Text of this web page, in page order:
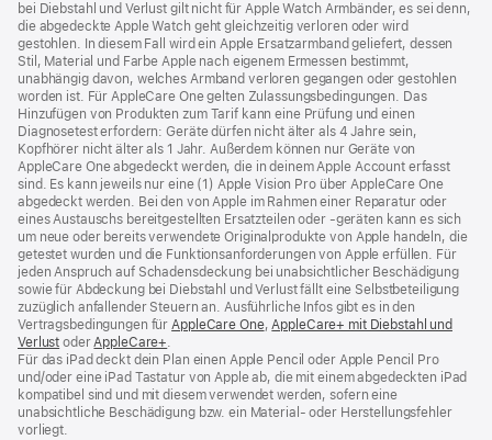
bei Diebstahl und Verlust gilt nicht für Apple Watch Armbänder, es sei denn,
die abgedeckte Apple Watch geht gleichzeitig verloren oder wird
gestohlen. In diesem Fall wird ein Apple Ersatzarmband geliefert, dessen
Stil, Material und Farbe Apple nach eigenem Ermessen bestimmt,
unabhängig davon, welches Armband verloren gegangen oder gestohlen
worden ist. Für AppleCare One gelten Zulassungsbedingungen. Das
Hinzufügen von Produkten zum Tarif kann eine Prüfung und einen
Diagnosetest erfordern: Geräte dürfen nicht älter als 4 Jahre sein,
Kopfhörer nicht älter als 1 Jahr. Außerdem können nur Geräte von
AppleCare One abgedeckt werden, die in deinem Apple Account erfasst
sind. Es kann jeweils nur eine (1) Apple Vision Pro über AppleCare One
abgedeckt werden. Bei den von Apple im Rahmen einer Reparatur oder
eines Austauschs bereitgestellten Ersatzteilen oder ‑geräten kann es sich
um neue oder bereits verwendete Originalprodukte von Apple handeln, die
getestet wurden und die Funktions­anforderungen von Apple erfüllen. Für
jeden Anspruch auf Schadensdeckung bei unabsichtlicher Beschädigung
sowie für Abdeckung bei Diebstahl und Verlust fällt eine Selbstbeteiligung
zuzüglich anfallender Steuern an. Ausführliche Infos gibt es in den
Vertragsbedingungen fürAppleCare One(Öffnet
neues
Fenster)
,AppleCare+ mit Diebstahl und
Verlust (Öffnet
ein
neues
Fenster)
oderAppleCare+(Öffnet
ein
neues
Fenster)
.
Für das iPad deckt dein Plan einen Apple Pencil oder Apple Pencil Pro
und/oder eine iPad Tastatur von Apple ab, die mit einem abgedeckten iPad
kompatibel sind und mit diesem verwendet werden, sofern eine
unabsichtliche Beschädigung bzw. ein Material‑ oder Herstellungsfehler
vorliegt.